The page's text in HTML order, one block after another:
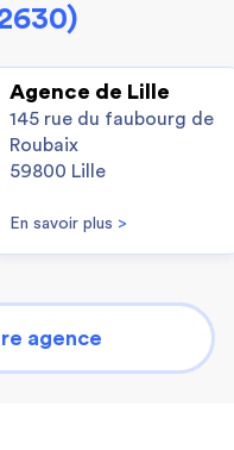
Agence de Lille
145 rue du faubourg de
Roubaix
59800 Lille
En savoir plus >
agence